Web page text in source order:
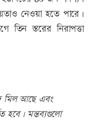
নেওয়া হতে পারে।
স্তরের নিরাপত্তা
মিল আছে এবং
হবে। মন্তব্যগুলো